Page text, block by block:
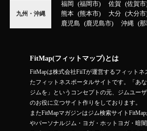
九州・沖縄
福岡 福岡市 佐賀 佐賀市
熊本
熊本市 大分 大分市
鹿児島
鹿児島市 沖縄
FitMap(フィットマップ)とは
FitMapは株式会社FiiTが運営するフィットネ
たフィットネスポータルサイトです。「あ
ジムを」というコンセプトの元、ジムユー
のお役に立つサイト作りをしております。
またFitMapマガジンはジム検索サイト
やパーソナルジム・ヨガ・ホットヨガ・暗